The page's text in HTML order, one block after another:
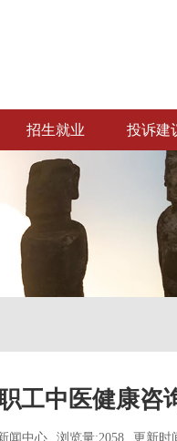
招生就业 投诉建
工中医健康咨
闻中心 浏览量:2058 更新时